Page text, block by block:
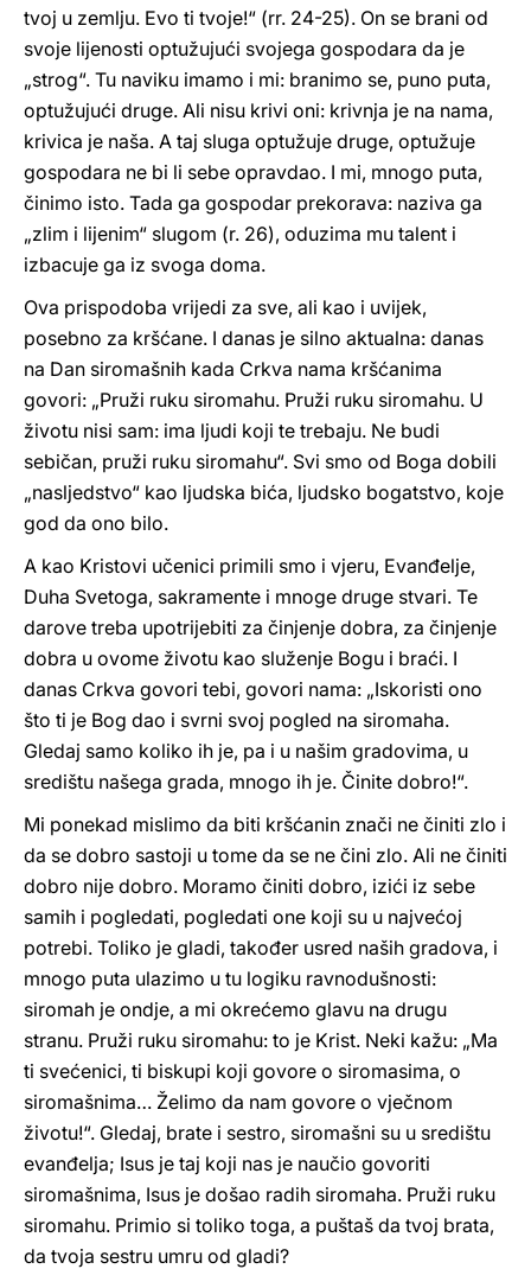
tvoj u zemlju. Evo ti tvoje!“ (rr. 24-25). On se brani od
svoje lijenosti optužujući svojega gospodara da je
„strog“. Tu naviku imamo i mi: branimo se, puno puta,
optužujući druge. Ali nisu krivi oni: krivnja je na nama,
krivica je naša. A taj sluga optužuje druge, optužuje
gospodara ne bi li sebe opravdao. I mi, mnogo puta,
činimo isto. Tada ga gospodar prekorava: naziva ga
„zlim i lijenim“ slugom (r. 26), oduzima mu talent i
izbacuje ga iz svoga doma.
Ova prispodoba vrijedi za sve, ali kao i uvijek,
posebno za kršćane. I danas je silno aktualna: danas
na Dan siromašnih kada Crkva nama kršćanima
govori: „Pruži ruku siromahu. Pruži ruku siromahu. U
životu nisi sam: ima ljudi koji te trebaju. Ne budi
sebičan, pruži ruku siromahu“. Svi smo od Boga dobili
„nasljedstvo“ kao ljudska bića, ljudsko bogatstvo, koje
god da ono bilo.
A kao Kristovi učenici primili smo i vjeru, Evanđelje,
Duha Svetoga, sakramente i mnoge druge stvari. Te
darove treba upotrijebiti za činjenje dobra, za činjenje
dobra u ovome životu kao služenje Bogu i braći. I
danas Crkva govori tebi, govori nama: „Iskoristi ono
što ti je Bog dao i svrni svoj pogled na siromaha.
Gledaj samo koliko ih je, pa i u našim gradovima, u
središtu našega grada, mnogo ih je. Činite dobro!“.
Mi ponekad mislimo da biti kršćanin znači ne činiti zlo i
da se dobro sastoji u tome da se ne čini zlo. Ali ne činiti
dobro nije dobro. Moramo činiti dobro, izići iz sebe
samih i pogledati, pogledati one koji su u najvećoj
potrebi. Toliko je gladi, također usred naših gradova, i
mnogo puta ulazimo u tu logiku ravnodušnosti:
siromah je ondje, a mi okrećemo glavu na drugu
stranu. Pruži ruku siromahu: to je Krist. Neki kažu: „Ma
ti svećenici, ti biskupi koji govore o siromasima, o
siromašnima… Želimo da nam govore o vječnom
životu!“. Gledaj, brate i sestro, siromašni su u središtu
evanđelja; Isus je taj koji nas je naučio govoriti
siromašnima, Isus je došao radih siromaha. Pruži ruku
siromahu. Primio si toliko toga, a puštaš da tvoj brata,
da tvoja sestru umru od gladi?